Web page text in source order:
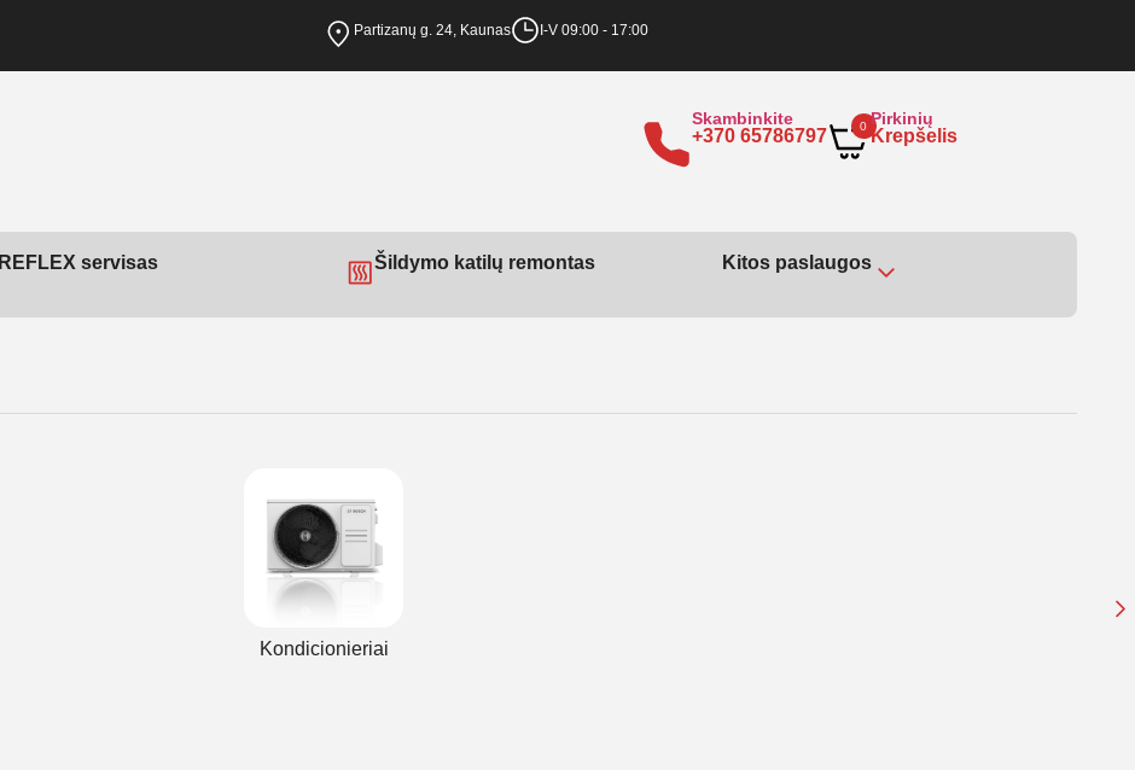
Partizanų g. 24, Kaunas I-V 09:00 - 17:00
Skambinkite
+370 65786797 0 Pirkinių
Krepšelis
REFLEX servisas Šildymo katilų remontas Kitos paslaugos
Kondicionieriai